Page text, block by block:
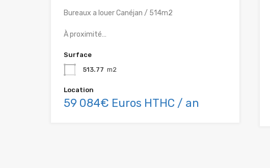
Bureaux a louer Canéjan / 514m2
À proximité…
Surface
513.77 m2
Location
59 084€ Euros HTHC / an